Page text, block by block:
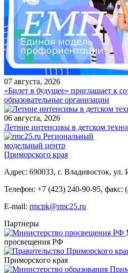
07 августа, 2026
«Билет в будущее» приглашает к
образовательные организации
06 августа, 2026
Летние интенсивы в детском
Региональный
модельный центр
Приморского края
Адрес: 690033, г. Владивосток,
Телефон: +7 (423) 240-90-95, факс:
E-mail: rmcpk@rmc25.ru
Партнеры
просвещения РФ
Приморского края